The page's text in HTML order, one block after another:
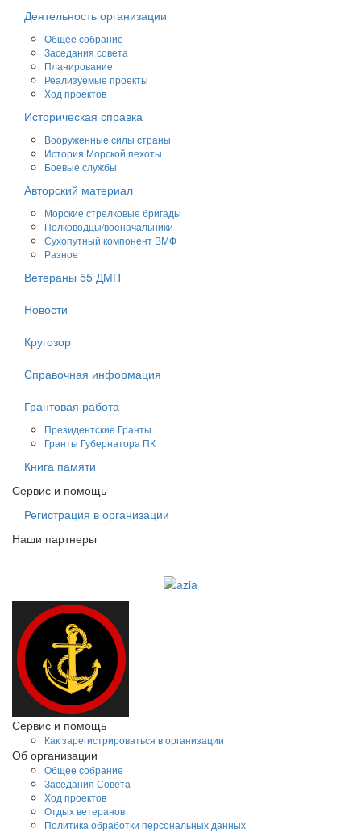
Деятельность организации
Общее собрание
Заседания совета
Планирование
Реализуемые проекты
Ход проектов
Историческая справка
Вооруженные силы страны
История Морской пехоты
Боевые службы
Авторский материал
Морские стрелковые бригады
Полководцы/военачальники
Сухопутный компонент ВМФ
Разное
Ветераны 55 ДМП
Новости
Кругозор
Справочная информация
Грантовая работа
Президентские Гранты
Гранты Губернатора ПК
Книга памяти
Сервис и помощь
Регистрация в организации
Наши партнеры
Сервис и помощь
Как зарегистрироваться в организации
Об организации
Общее собрание
Заседания Совета
Ход проектов
Отдых ветеранов
Политика обработки персональных данных